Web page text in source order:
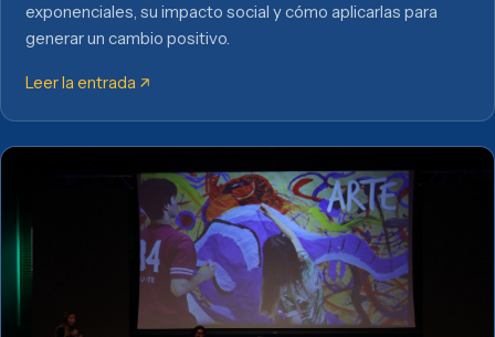
exponenciales, su impacto social y cómo aplicarlas para
generar un cambio positivo.
Leer la entrada